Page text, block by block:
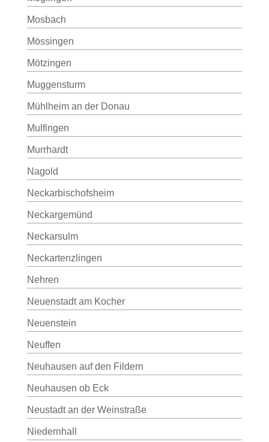
Mosbach
Mössingen
Mötzingen
Muggensturm
Mühlheim an der Donau
Mulfingen
Murrhardt
Nagold
Neckarbischofsheim
Neckargemünd
Neckarsulm
Neckartenzlingen
Nehren
Neuenstadt am Kocher
Neuenstein
Neuffen
Neuhausen auf den Fildern
Neuhausen ob Eck
Neustadt an der Weinstraße
Niedernhall